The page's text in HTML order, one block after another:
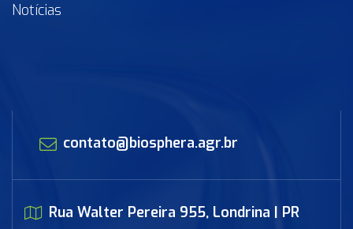
Notícias
contato@biosphera.agr.br
Rua Walter Pereira 955, Londrina | PR